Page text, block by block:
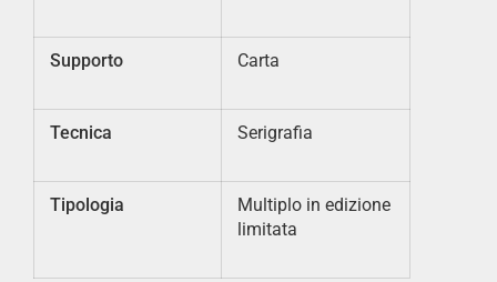
Supporto Carta
Tecnica Serigrafia
Tipologia
Multiplo in edizione
limitata